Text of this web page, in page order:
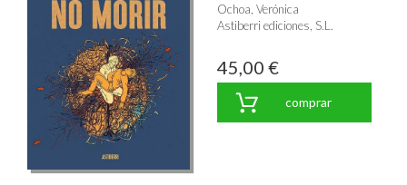
Ochoa, Verónica
Astiberri ediciones, S.L.
45,00 €
comprar